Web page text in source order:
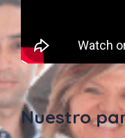
Nuestro